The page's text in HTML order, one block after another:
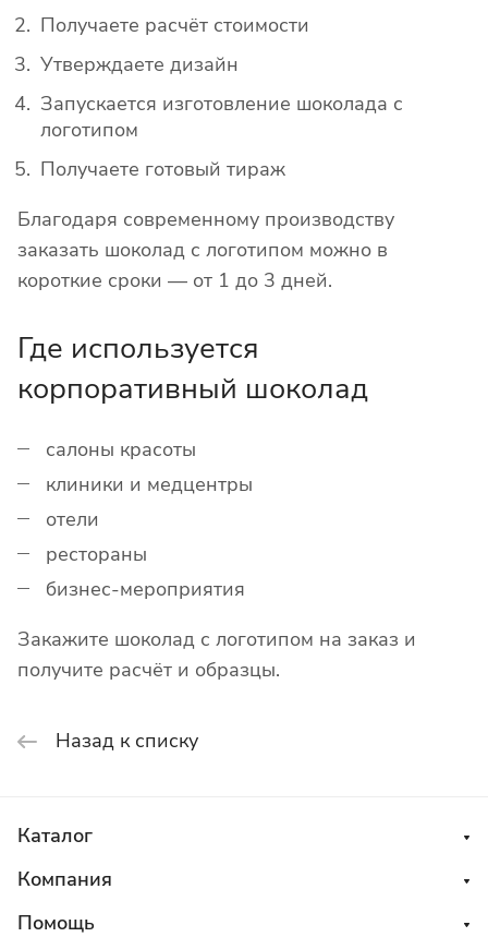
Получаете расчёт стоимости
Утверждаете дизайн
Запускается изготовление шоколада с
логотипом
Получаете готовый тираж
Благодаря современному производству
заказать шоколад с логотипом можно в
короткие сроки — от 1 до 3 дней.
Где используется
корпоративный шоколад
салоны красоты
клиники и медцентры
отели
рестораны
бизнес-мероприятия
Закажите шоколад с логотипом на заказ и
получите расчёт и образцы.
Назад к списку
Каталог
Компания
Помощь